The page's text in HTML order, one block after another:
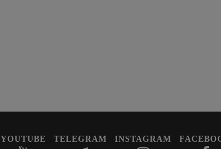
YOUTUBE TELEGRAM INSTAGRAM